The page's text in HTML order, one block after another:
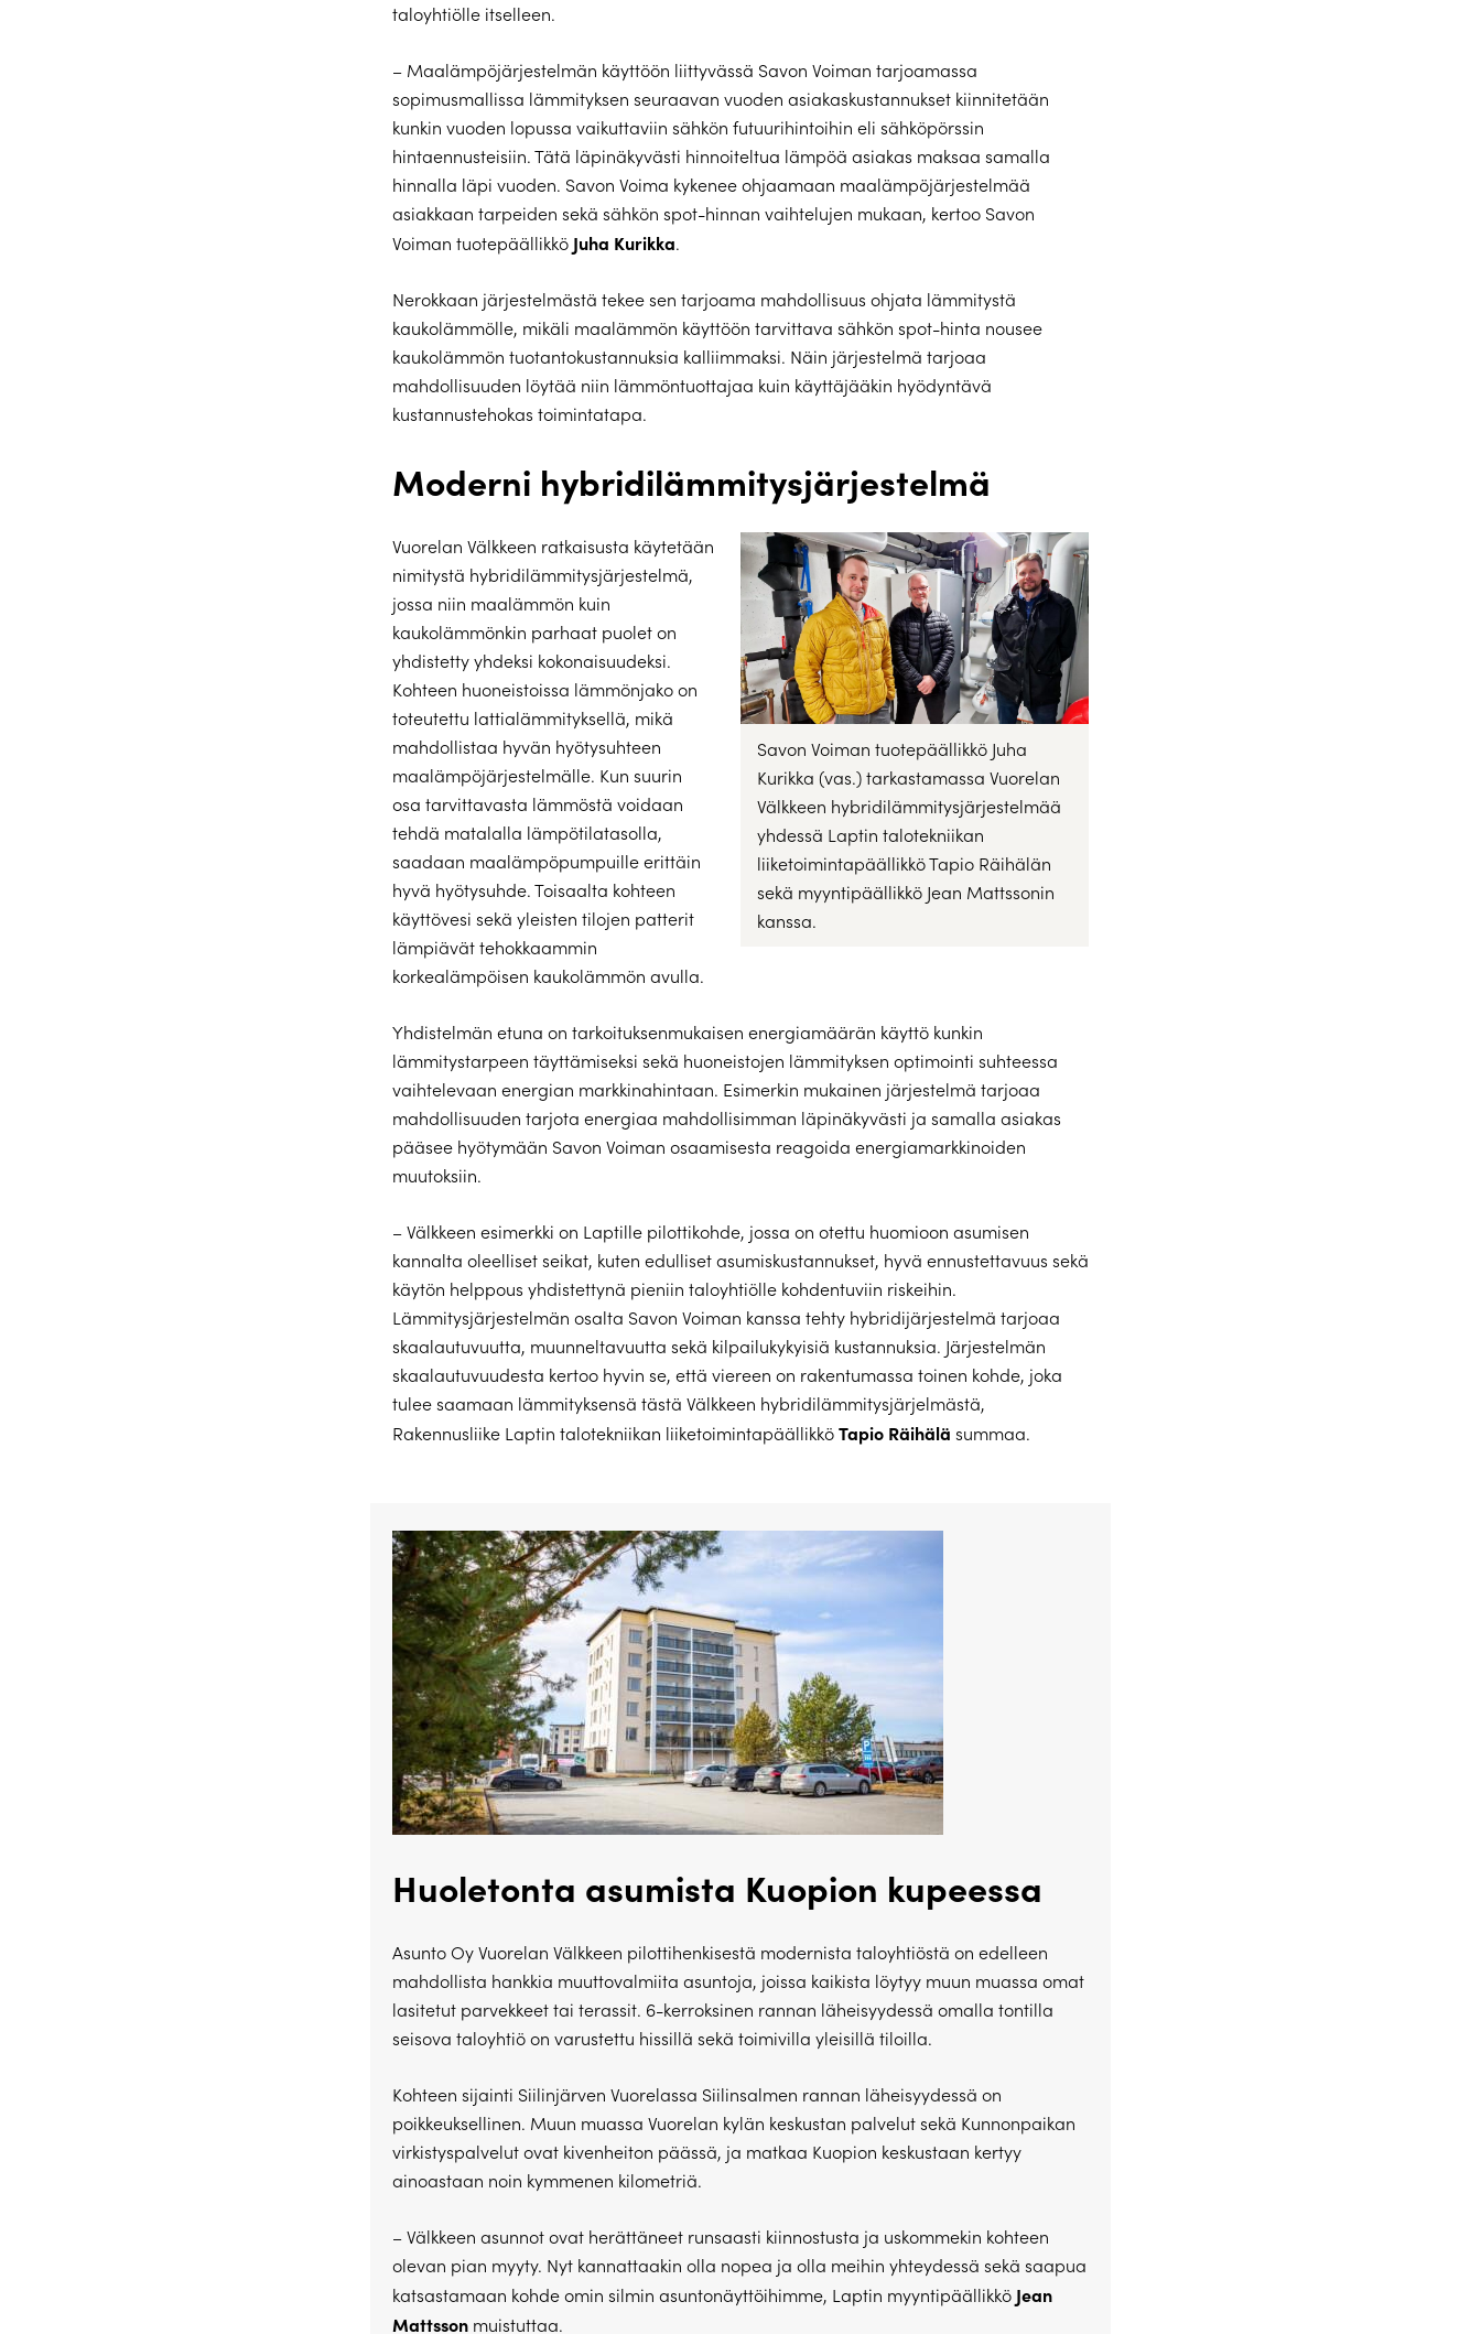
taloyhtiölle itselleen.
– Maalämpöjärjestelmän käyttöön liittyvässä Savon Voiman tarjoamassa
sopimusmallissa lämmityksen seuraavan vuoden asiakaskustannukset kiinnitetään
kunkin vuoden lopussa vaikuttaviin sähkön futuurihintoihin eli sähköpörssin
hintaennusteisiin. Tätä läpinäkyvästi hinnoiteltua lämpöä asiakas maksaa samalla
hinnalla läpi vuoden. Savon Voima kykenee ohjaamaan maalämpöjärjestelmää
asiakkaan tarpeiden sekä sähkön spot-hinnan vaihtelujen mukaan, kertoo Savon
Voiman tuotepäällikkö Juha Kurikka.
Nerokkaan järjestelmästä tekee sen tarjoama mahdollisuus ohjata lämmitystä
kaukolämmölle, mikäli maalämmön käyttöön tarvittava sähkön spot-hinta nousee
kaukolämmön tuotantokustannuksia kalliimmaksi. Näin järjestelmä tarjoaa
mahdollisuuden löytää niin lämmöntuottajaa kuin käyttäjääkin hyödyntävä
kustannustehokas toimintatapa.
Moderni hybridilämmitysjärjestelmä
Savon Voiman tuotepäällikkö Juha
Kurikka (vas.) tarkastamassa Vuorelan
Välkkeen hybridilämmitysjärjestelmää
yhdessä Laptin talotekniikan
liiketoimintapäällikkö Tapio Räihälän
sekä myyntipäällikkö Jean Mattssonin
kanssa.
Vuorelan Välkkeen ratkaisusta käytetään
nimitystä hybridilämmitysjärjestelmä,
jossa niin maalämmön kuin
kaukolämmönkin parhaat puolet on
yhdistetty yhdeksi kokonaisuudeksi.
Kohteen huoneistoissa lämmönjako on
toteutettu lattialämmityksellä, mikä
mahdollistaa hyvän hyötysuhteen
maalämpöjärjestelmälle. Kun suurin
osa tarvittavasta lämmöstä voidaan
tehdä matalalla lämpötilatasolla,
saadaan maalämpöpumpuille erittäin
hyvä hyötysuhde. Toisaalta kohteen
käyttövesi sekä yleisten tilojen patterit
lämpiävät tehokkaammin
korkealämpöisen kaukolämmön avulla.
Yhdistelmän etuna on tarkoituksenmukaisen energiamäärän käyttö kunkin
lämmitystarpeen täyttämiseksi sekä huoneistojen lämmityksen optimointi suhteessa
vaihtelevaan energian markkinahintaan. Esimerkin mukainen järjestelmä tarjoaa
mahdollisuuden tarjota energiaa mahdollisimman läpinäkyvästi ja samalla asiakas
pääsee hyötymään Savon Voiman osaamisesta reagoida energiamarkkinoiden
muutoksiin.
– Välkkeen esimerkki on Laptille pilottikohde, jossa on otettu huomioon asumisen
kannalta oleelliset seikat, kuten edulliset asumiskustannukset, hyvä ennustettavuus sekä
käytön helppous yhdistettynä pieniin taloyhtiölle kohdentuviin riskeihin.
Lämmitysjärjestelmän osalta Savon Voiman kanssa tehty hybridijärjestelmä tarjoaa
skaalautuvuutta, muunneltavuutta sekä kilpailukykyisiä kustannuksia. Järjestelmän
skaalautuvuudesta kertoo hyvin se, että viereen on rakentumassa toinen kohde, joka
tulee saamaan lämmityksensä tästä Välkkeen hybridilämmitysjärjelmästä,
Rakennusliike Laptin talotekniikan liiketoimintapäällikköTapio Räihälä summaa.
Huoletonta asumista Kuopion kupeessa
Asunto Oy Vuorelan Välkkeen pilottihenkisestä modernista taloyhtiöstä on edelleen
mahdollista hankkia muuttovalmiita asuntoja, joissa kaikista löytyy muun muassa omat
lasitetut parvekkeet tai terassit. 6-kerroksinen rannan läheisyydessä omalla tontilla
seisova taloyhtiö on varustettu hissillä sekä toimivilla yleisillä tiloilla.
Kohteen sijainti Siilinjärven Vuorelassa Siilinsalmen rannan läheisyydessä on
poikkeuksellinen. Muun muassa Vuorelan kylän keskustan palvelut sekä Kunnonpaikan
virkistyspalvelut ovat kivenheiton päässä, ja matkaa Kuopion keskustaan kertyy
ainoastaan noin kymmenen kilometriä.
– Välkkeen asunnot ovat herättäneet runsaasti kiinnostusta ja uskommekin kohteen
olevan pian myyty. Nyt kannattaakin olla nopea ja olla meihin yhteydessä sekä saapua
katsastamaan kohde omin silmin asuntonäyttöihimme, Laptin myyntipäällikkö Jean
Mattsson muistuttaa.